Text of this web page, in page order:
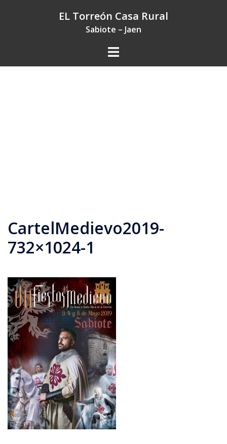
EL Torreón Casa Rural
Sabiote – Jaen
CartelMedievo2019-
732×1024-1